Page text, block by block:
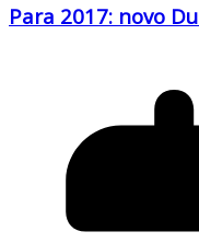
Para 2017: novo